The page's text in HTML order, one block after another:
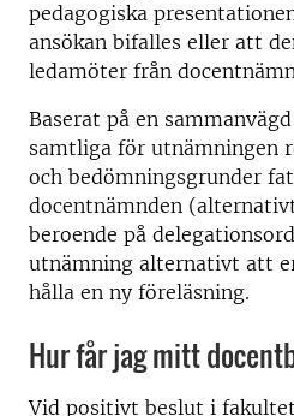
pedagogiska
ansökan bifalles eller att
ledamöter från
Baserat på en
samtliga för utnämningen
och bedömningsgrunder
docentnämnden
beroende på
utnämning alternativt att
hålla en ny föreläsning.
Hur får jag mitt
Vid positivt beslut i